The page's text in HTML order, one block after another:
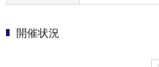
開催状況